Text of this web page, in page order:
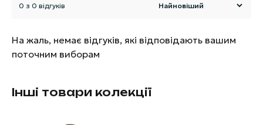
0 з 0 відгуків
На жаль, немає відгуків, які відповідають вашим
поточним виборам
Інші товари колекції